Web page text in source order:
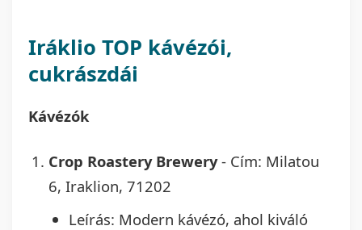
Iráklio TOP kávézói,
cukrászdái
Kávézók
Crop Roastery Brewery- Cím: Milatou
6, Iraklion, 71202
Leírás: Modern kávézó, ahol kiváló